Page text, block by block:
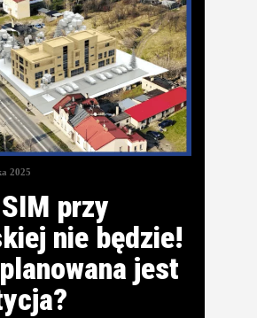
2025
przy
nie będzie!
jest